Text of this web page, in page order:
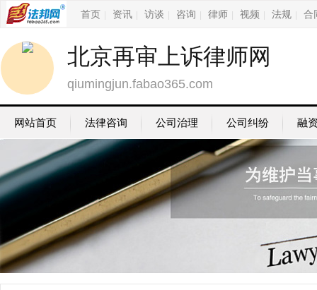
首页 资讯 访谈 咨询 律师 视频 法规 合
北京再审上诉律师网
qiumingjun.fabao365.com
网站首页 法律咨询 公司治理 公司纠纷 融